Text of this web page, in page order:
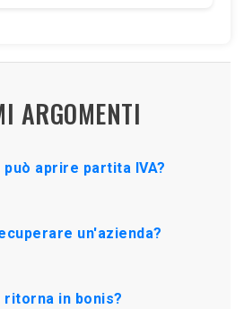
ARGOMENTI
aprire partita IVA?
un'azienda?
ritorna in bonis?